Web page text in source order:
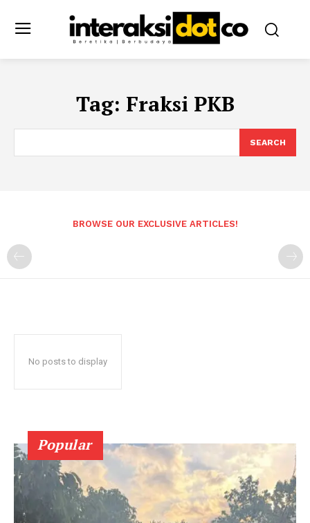
Tag: Fraksi PKB
SEARCH
BROWSE OUR EXCLUSIVE ARTICLES!
No posts to display
Popular